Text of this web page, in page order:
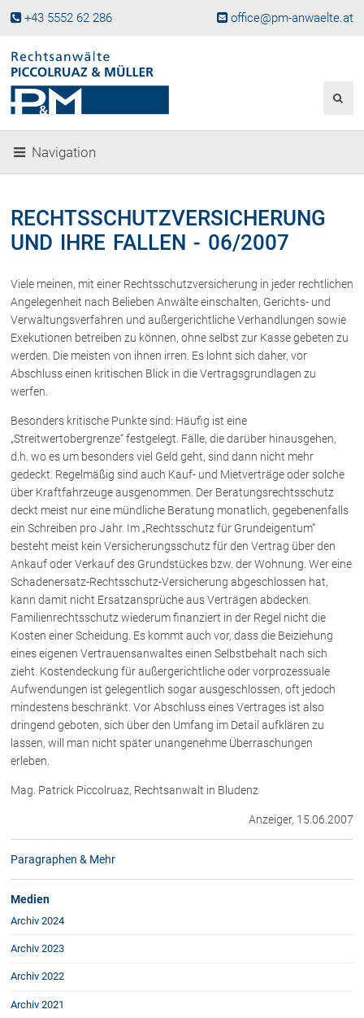
+43 5552 62 286 office@pm-anwaelte.at
Fachgebiete
Gesellschaftsgründung &
Beteiligungen
Immobilienrecht, Bauträgerrecht
Ferienimmobilien in Vorarlberg
Familienrecht und Scheidungen
Prozessführung und
Schiedsgerichtsbarkeit
Skiunfälle in Österreich
Kanzleiteam
Netzwerk
Die Österreichischen Rechtsanwälte
Anwälte
Dr. Petra Piccolruaz
Mag. Patrick Piccolruaz
Dr. Roland Piccolruaz †
Mag. Raphaela Klotz
Rechtsnews
Medien
Vorarlberg Online
NOVUM
Fachliteratur
FAQ
Unternehmensnachfolge in der
Navigation
RECHTSSCHUTZVERSICHERUNG
UND IHRE FALLEN - 06/2007
Viele meinen, mit einer Rechtsschutzversicherung in jeder rechtlichen
Angelegenheit nach Belieben Anwälte einschalten, Gerichts- und
Verwaltungsverfahren und außergerichtliche Verhandlungen sowie
Exekutionen betreiben zu können, ohne selbst zur Kasse gebeten zu
werden. Die meisten von ihnen irren. Es lohnt sich daher, vor
Abschluss einen kritischen Blick in die Vertragsgrundlagen zu
werfen.
Besonders kritische Punkte sind: Häufig ist eine
„Streitwertobergrenze“ festgelegt. Fälle, die darüber hinausgehen,
d.h. wo es um besonders viel Geld geht, sind dann nicht mehr
gedeckt. Regelmäßig sind auch Kauf- und Mietverträge oder solche
über Kraftfahrzeuge ausgenommen. Der Beratungsrechtsschutz
deckt meist nur eine mündliche Beratung monatlich, gegebenenfalls
ein Schreiben pro Jahr. Im „Rechtsschutz für Grundeigentum“
besteht meist kein Versicherungsschutz für den Vertrag über den
Ankauf oder Verkauf des Grundstückes bzw. der Wohnung. Wer eine
Schadenersatz-Rechtsschutz-Versicherung abgeschlossen hat,
kann damit nicht Ersatzansprüche aus Verträgen abdecken.
Familienrechtsschutz wiederum finanziert in der Regel nicht die
Kosten einer Scheidung. Es kommt auch vor, dass die Beiziehung
eines eigenen Vertrauensanwaltes einen Selbstbehalt nach sich
zieht. Kostendeckung für außergerichtliche oder vorprozessuale
Aufwendungen ist gelegentlich sogar ausgeschlossen, oft jedoch
mindestens beschränkt. Vor Abschluss eines Vertrages ist also
dringend geboten, sich über den Umfang im Detail aufklären zu
lassen, will man nicht später unangenehme Überraschungen
erleben.
Mag. Patrick Piccolruaz, Rechtsanwalt in Bludenz
Anzeiger, 15.06.2007
Paragraphen & Mehr
Medien
Archiv 2024
Archiv 2023
Archiv 2022
Archiv 2021